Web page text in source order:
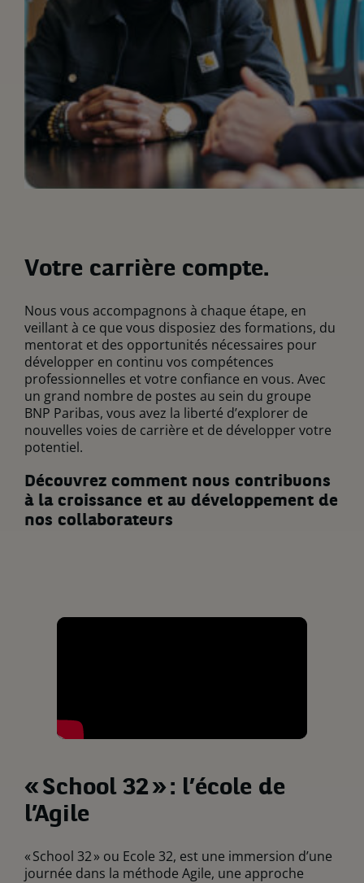
Votre carrière compte.
Nous vous accompagnons à chaque étape, en
veillant à ce que vous disposiez des formations, du
mentorat et des opportunités nécessaires pour
développer en continu vos compétences
professionnelles et votre confiance en vous. Avec
un grand nombre de postes au sein du groupe
BNP Paribas, vous avez la liberté d’explorer de
nouvelles voies de carrière et de développer votre
potentiel.
Découvrez comment nous contribuons
à la croissance et au développement de
nos collaborateurs
« School 32 » : l’école de
l’Agile
« School 32 » ou Ecole 32, est une immersion d’une
journée dans la méthode Agile, une approche